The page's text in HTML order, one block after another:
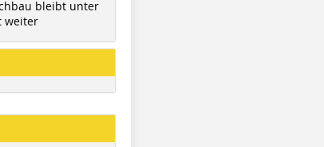
bleibt unter
weiter